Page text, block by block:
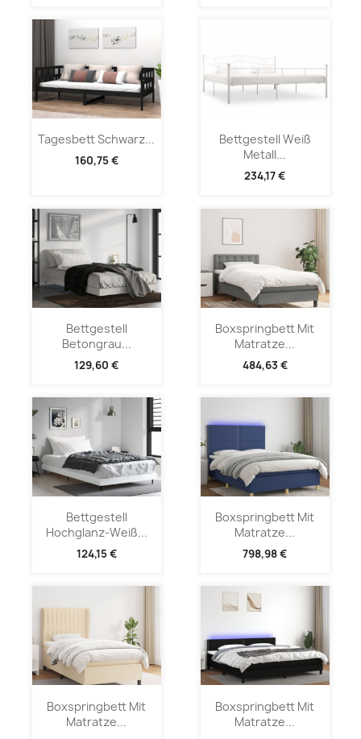
Tagesbett Schwarz...
160,75 €
Bettgestell Weiß
Metall...
234,17 €
Bettgestell
Betongrau...
129,60 €
Boxspringbett Mit
Matratze...
484,63 €
Bettgestell
Hochglanz-Weiß...
124,15 €
Boxspringbett Mit
Matratze...
798,98 €
Boxspringbett Mit
Matratze...
Boxspringbett Mit
Matratze...